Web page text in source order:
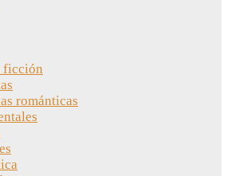
ficción
románticas